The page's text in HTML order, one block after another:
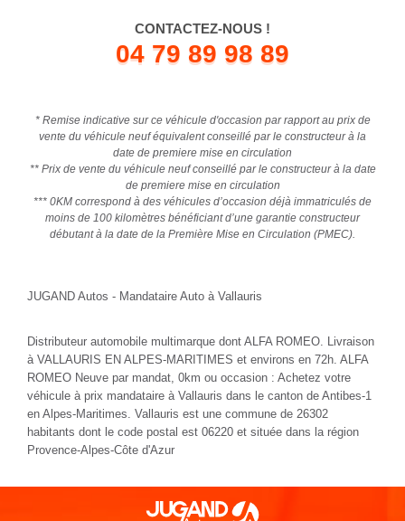
CONTACTEZ-NOUS !
04 79 89 98 89
* Remise indicative sur ce véhicule d'occasion par rapport au prix de
vente du véhicule neuf équivalent conseillé par le constructeur à la
date de premiere mise en circulation
** Prix de vente du véhicule neuf conseillé par le constructeur à la date
de premiere mise en circulation
*** 0KM correspond à des véhicules d’occasion déjà immatriculés de
moins de 100 kilomètres bénéficiant d’une garantie constructeur
débutant à la date de la Première Mise en Circulation (PMEC).
JUGAND Autos - Mandataire Auto à Vallauris
Distributeur automobile multimarque dont ALFA ROMEO. Livraison
à VALLAURIS EN ALPES-MARITIMES et environs en 72h. ALFA
ROMEO Neuve par mandat, 0km ou occasion : Achetez votre
véhicule à prix mandataire à Vallauris dans le canton de Antibes-1
en Alpes-Maritimes. Vallauris est une commune de 26302
habitants dont le code postal est 06220 et située dans la région
Provence-Alpes-Côte d'Azur